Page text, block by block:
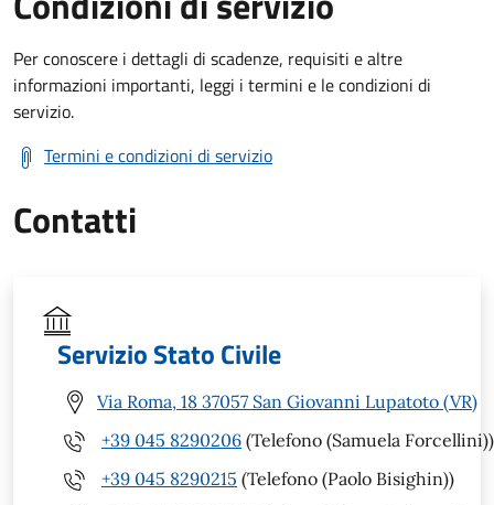
Per conoscere i dettagli di scadenze, requisiti e altre
informazioni importanti, leggi i termini e le condizioni di
servizio.
Termini e condizioni di servizio
Contatti
Servizio Stato Civile
Via Roma, 18 37057 San Giovanni Lupatoto (VR)
+39 045 8290206 (Telefono (Samuela Forcellini))
+39 045 8290215 (Telefono (Paolo Bisighin))